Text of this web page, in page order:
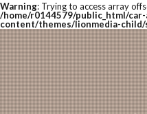
Warning: Trying to access array
/home/r0144579/public_html/
content/themes/lionmedia-